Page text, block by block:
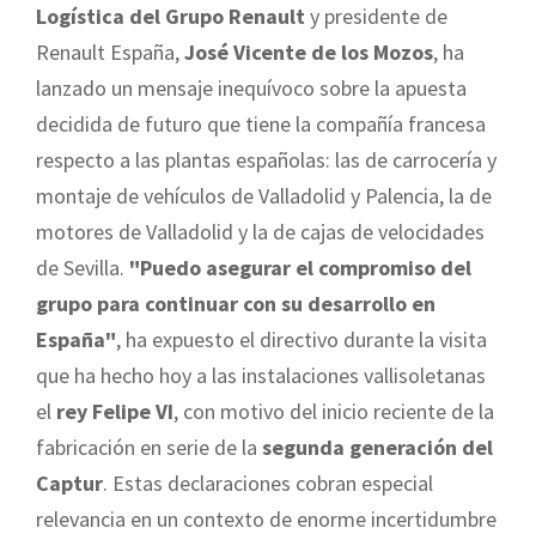
Logística del Grupo Renault y presidente de
Renault España,José Vicente de los Mozos, ha
lanzado un mensaje inequívoco sobre la apuesta
decidida de futuro que tiene la compañía francesa
respecto a las plantas españolas: las de carrocería y
montaje de vehículos de Valladolid y Palencia, la de
motores de Valladolid y la de cajas de velocidades
de Sevilla. "Puedo asegurar el compromiso del
grupo para continuar con su desarrollo en
España", ha expuesto el directivo durante la visita
que ha hecho hoy a las instalaciones vallisoletanas
el rey Felipe VI, con motivo del inicio reciente de la
fabricación en serie de la segunda generación del
Captur. Estas declaraciones cobran especial
relevancia en un contexto de enorme incertidumbre